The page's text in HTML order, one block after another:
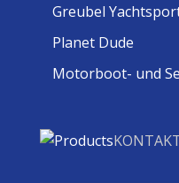
Greubel
Planet Dude
Motorboot- und